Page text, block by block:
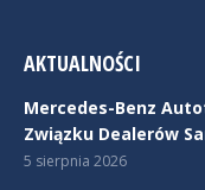
AKTUALNOŚCI
Mercedes-Benz
Związku Dealerów
5 sierpnia 2026